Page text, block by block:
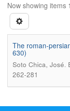
Now showing items
The roman-
630)
Soto Chica, José.
262-281